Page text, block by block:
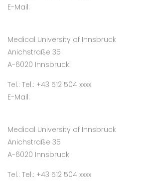
E-Mail:
Medical University of Innsbruck
Anichstraße 35
A-6020 Innsbruck
Tel.: Tel.: +43 512 504 xxxx
E-Mail:
Medical University of Innsbruck
Anichstraße 35
A-6020 Innsbruck
Tel.: Tel.: +43 512 504 xxxx